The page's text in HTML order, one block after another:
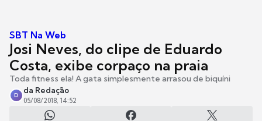
SBT Na Web
Josi Neves, do clipe de Eduardo
Costa, exibe corpaço na praia
Toda fitness ela! A gata simplesmente arrasou de biquíni
D
da Redação
05/08/2018, 14:52